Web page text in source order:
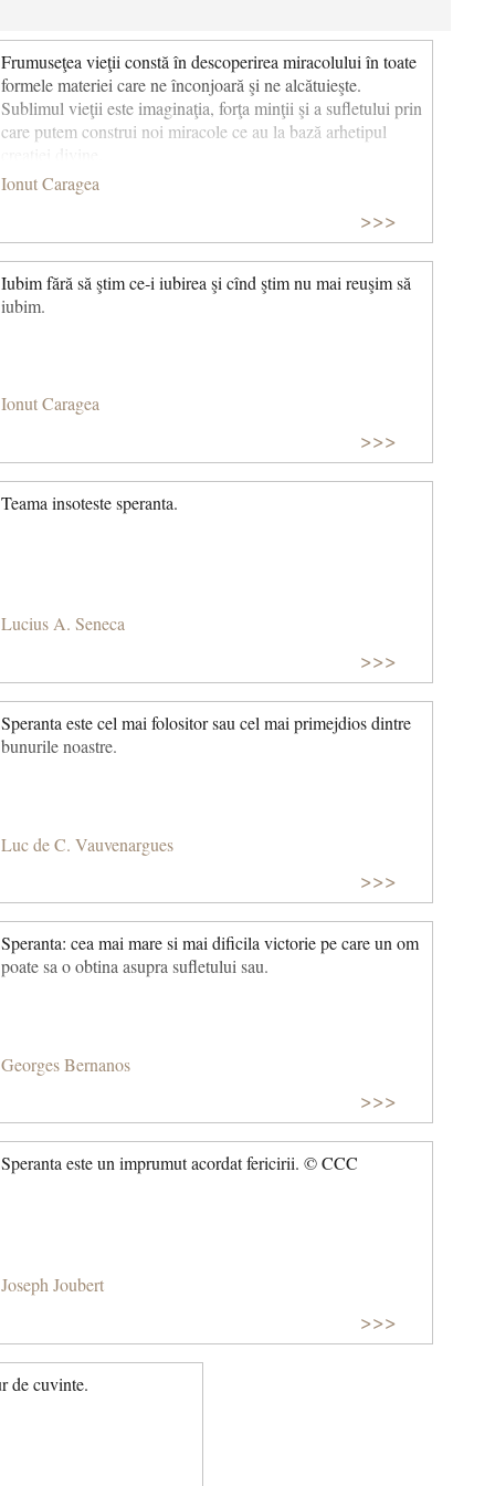
Frumuseţea vieţii constă în descoperirea miracolului în toate
formele materiei care ne înconjoară şi ne alcătuieşte.
Sublimul vieţii este imaginaţia, forţa minţii şi a sufletului prin
care putem construi noi miracole ce au la bază arhetipul
Ionut Caragea
>>>
Iubim fără să ştim ce‑i iubirea şi cînd ştim nu mai reuşim să
iubim.
Ionut Caragea
>>>
Teama insoteste speranta.
Lucius A. Seneca
>>>
Speranta este cel mai folositor sau cel mai primejdios dintre
bunurile noastre.
Luc de C. Vauvenargues
>>>
Speranta: cea mai mare si mai dificila victorie pe care un om
poate sa o obtina asupra sufletului sau.
Georges Bernanos
>>>
Speranta este un imprumut acordat fericirii. © CCC
Joseph Joubert
>>>
de cuvinte.